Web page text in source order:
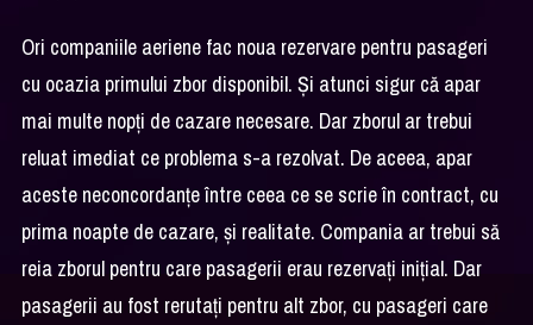
Ori companiile aeriene fac noua rezervare pentru pasageri
cu ocazia primului zbor disponibil. Şi atunci sigur că apar
mai multe nopţi de cazare necesare. Dar zborul ar trebui
reluat imediat ce problema s-a rezolvat. De aceea, apar
aceste neconcordanţe între ceea ce se scrie în contract, cu
prima noapte de cazare, şi realitate. Compania ar trebui să
reia zborul pentru care pasagerii erau rezervaţi iniţial. Dar
pasagerii au fost rerutaţi pentru alt zbor, cu pasageri care